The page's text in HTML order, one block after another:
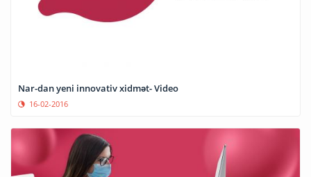
Nar-dan yeni innovativ xidmət- Video
16-02-2016